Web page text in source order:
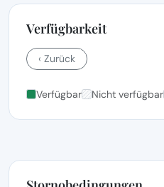
Verfügbarkeit
‹ Zurück
Verfügbar Nicht verfügbar